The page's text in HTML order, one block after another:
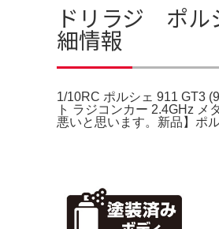
ドリラジ ポル
細情報
1/10RC ポルシェ 911 GT3
ト ラジコンカー 2.4GHz
悪いと思います。新品】ポ